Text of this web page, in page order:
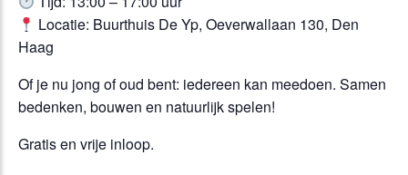
Locatie: Buurthuis De Yp, Oeverwallaan 130, Den
Haag
Of je nu jong of oud bent: iedereen kan meedoen. Samen
bedenken, bouwen en natuurlijk spelen!
Gratis en vrije inloop.